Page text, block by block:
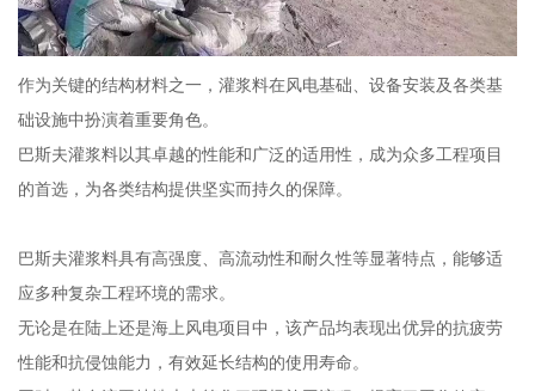
作为关键的结构材料之一，灌浆料在风电基础、设备安装及各类基
础设施中扮演着重要角色。
巴斯夫灌浆料以其卓越的性能和广泛的适用性，成为众多工程项目
的首选，为各类结构提供坚实而持久的保障。
巴斯夫灌浆料具有高强度、高流动性和耐久性等显著特点，能够适
应多种复杂工程环境的需求。
无论是在陆上还是海上风电项目中，该产品均表现出优异的抗疲劳
性能和抗侵蚀能力，有效延长结构的使用寿命。